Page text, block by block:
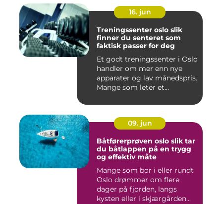
16. jun
Treningssenter oslo slik
finner du senteret som
faktisk passer for deg
Et godt treningssenter i Oslo
handler om mer enn nye
apparater og lav månedspris.
Mange som leter et...
09. jun
Båtførerprøven oslo slik tar
du båtlappen på en trygg
og effektiv måte
Mange som bor i eller rundt
Oslo drømmer om flere
dager på fjorden, langs
kysten eller i skjærgården...